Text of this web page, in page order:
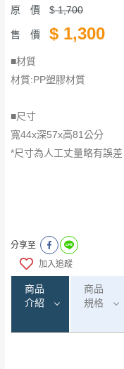
原 價 $1,700
售 價 $ 1,300
■材質
材質:PP塑膠材質
■尺寸
寬44x深57x高81公分
*尺寸為人工丈量略有誤
分享至
加入追蹤
商品
介紹
商品
規格